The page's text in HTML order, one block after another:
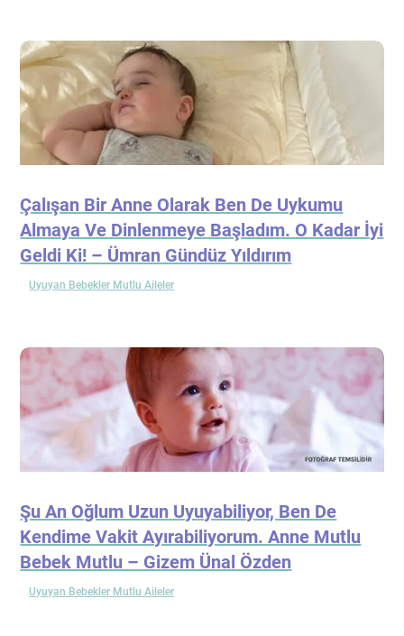
Çalışan Bir Anne Olarak Ben De Uykumu
Almaya Ve Dinlenmeye Başladım. O Kadar İyi
Geldi Ki! – Ümran Gündüz Yıldırım
Uyuyan Bebekler Mutlu Aileler
Şu An Oğlum Uzun Uyuyabiliyor, Ben De
Kendime Vakit Ayırabiliyorum. Anne Mutlu
Bebek Mutlu – Gizem Ünal Özden
Uyuyan Bebekler Mutlu Aileler